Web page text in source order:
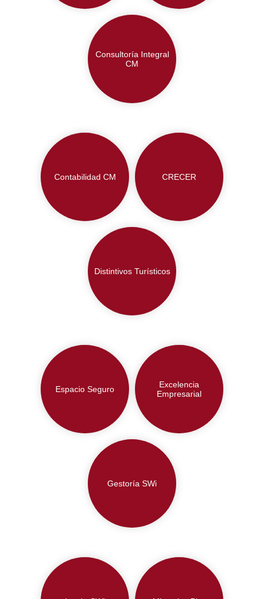
Consultoría Integral
CM
Contabilidad CM CRECER
Distintivos Turísticos
Espacio Seguro
Excelencia
Empresarial
Gestoría SWi